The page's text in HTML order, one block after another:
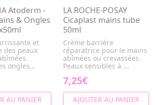
Atoderm -
& Ongles
et
des peaux
ongles...
AU PANIER
LA ROCHE-POSAY
Cicaplast mains tube
50ml
Crème barrière
réparatrice pour le mains
abîmées ou crevassées.
Peaux sensibles à ...
7,25€
AJOUTER AU PANIER